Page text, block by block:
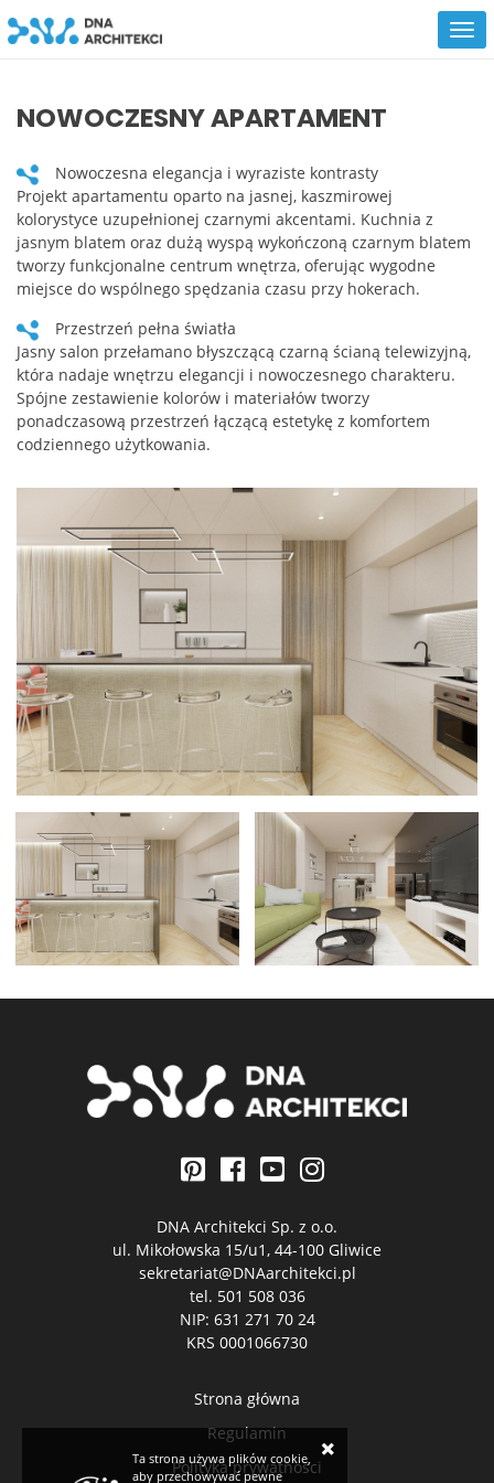
NOWOCZESNY APARTAMENT
Nowoczesna elegancja i wyraziste kontrasty
Projekt apartamentu oparto na jasnej, kaszmirowej
kolorystyce uzupełnionej czarnymi akcentami. Kuchnia z
jasnym blatem oraz dużą wyspą wykończoną czarnym blatem
tworzy funkcjonalne centrum wnętrza, oferując wygodne
miejsce do wspólnego spędzania czasu przy hokerach.
Przestrzeń pełna światła
Jasny salon przełamano błyszczącą czarną ścianą telewizyjną,
która nadaje wnętrzu elegancji i nowoczesnego charakteru.
Spójne zestawienie kolorów i materiałów tworzy
ponadczasową przestrzeń łączącą estetykę z komfortem
codziennego użytkowania.
DNA Architekci Sp. z o.o.
ul. Mikołowska 15/u1, 44-100 Gliwice
sekretariat@DNAarchitekci.pl
tel. 501 508 036
NIP: 631 271 70 24
KRS 0001066730
Strona główna
Regulamin
Polityka prywatności
Ta strona używa plików cookie,
aby przechowywać pewne
×